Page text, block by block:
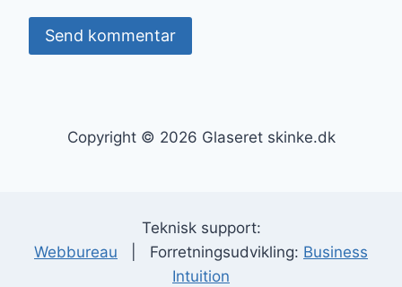
Copyright © 2026 Glaseret skinke.dk
Teknisk support:
Webbureau | Forretningsudvikling: Business
Intuition